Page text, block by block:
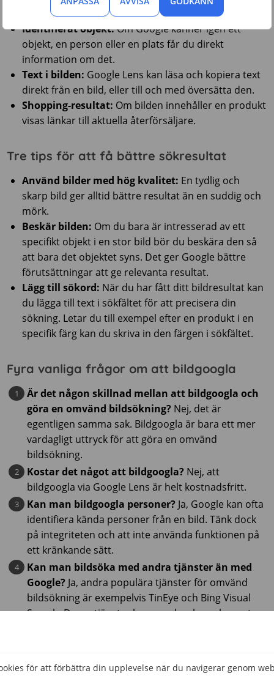
för att förbättra din upplevelse när du navigerar genom
samma bild (eller en beskuren version) förekommer.
Identifierat objekt:Om Google känner igen ett
objekt, en person eller en plats får du direkt
information om det.
Text i bilden: Google Lens kan läsa och kopiera text
direkt från en bild, eller till och med översätta den.
Shopping-resultat: Om bilden innehåller en produkt
visas länkar till aktuella återförsäljare.
Tre tips för att få bättre sökresultat
Använd bilder med hög kvalitet: En tydlig och
skarp bild ger alltid bättre resultat än en suddig och
mörk.
Beskär bilden: Om du bara är intresserad av ett
specifikt objekt i en stor bild bör du beskära den så
att bara det objektet syns. Det ger Google bättre
förutsättningar att ge relevanta resultat.
Lägg till sökord: När du har fått ditt bildresultat kan
du lägga till text i sökfältet för att precisera din
sökning. Letar du till exempel efter en produkt i en
specifik färg kan du skriva in den färgen i sökfältet.
Fyra vanliga frågor om att bildgoogla
Är det någon skillnad mellan att bildgoogla och
göra en omvänd bildsökning? Nej, det är
egentligen samma sak. Bildgoogla är bara ett mer
vardagligt uttryck för att göra en omvänd
bildsökning.
Kostar det något att bildgoogla? Nej, att
bildgoogla via Google Lens är helt kostnadsfritt.
Kan man bildgoogla personer? Ja, Google kan ofta
identifiera kända personer från en bild. Tänk dock
på integriteten och att inte använda funktionen på
ett kränkande sätt.
Kan man bildsöka med andra tjänster än med
Google? Ja, andra populära tjänster för omvänd
bildsökning är exempelvis TinEye och Bing Visual
Search. Dessa tjänster kan vara bra komplement
Lär dig mer